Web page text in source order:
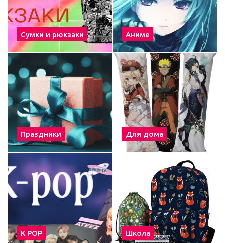
Сумки и рюкзаки Аниме
Праздники Для дома
К POP Школа